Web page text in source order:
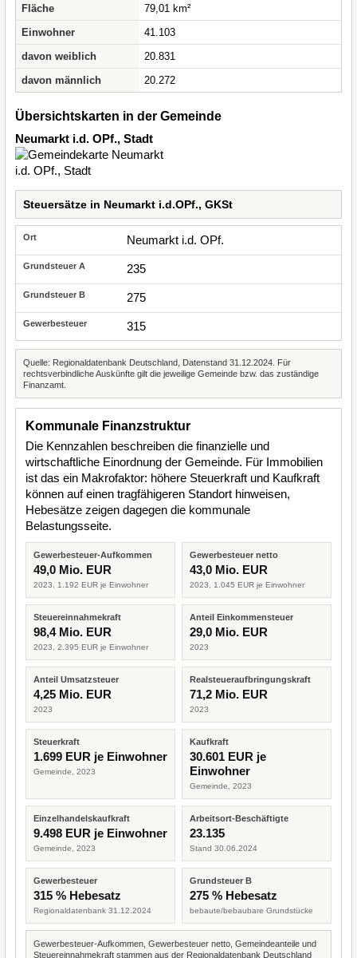
Fläche
79,01 km²
Einwohner
41.103
davon weiblich
20.831
davon männlich
20.272
Übersichtskarten in der Gemeinde
Neumarkt i.d. OPf., Stadt
Steuersätze in Neumarkt i.d.OPf., GKSt
Neumarkt i.d. OPf.
235
275
315
Quelle: Regionaldatenbank Deutschland, Datenstand 31.12.2024. Für
rechtsverbindliche Auskünfte gilt die jeweilige Gemeinde bzw. das zuständige
Finanzamt.
Kommunale Finanzstruktur
Die Kennzahlen beschreiben die finanzielle und
wirtschaftliche Einordnung der Gemeinde. Für Immobilien
ist das ein Makrofaktor: höhere Steuerkraft und Kaufkraft
können auf einen tragfähigeren Standort hinweisen,
Hebesätze zeigen dagegen die kommunale
Belastungsseite.
Gewerbesteuer-Aufkommen
49,0 Mio. EUR
2023, 1.192 EUR je Einwohner
Gewerbesteuer netto
43,0 Mio. EUR
2023, 1.045 EUR je Einwohner
Steuereinnahmekraft
98,4 Mio. EUR
2023, 2.395 EUR je Einwohner
Anteil Einkommensteuer
29,0 Mio. EUR
2023
Anteil Umsatzsteuer
4,25 Mio. EUR
2023
Realsteueraufbringungskraft
71,2 Mio. EUR
2023
Steuerkraft
1.699 EUR je Einwohner
Gemeinde, 2023
Kaufkraft
30.601 EUR je
Einwohner
Gemeinde, 2023
Einzelhandelskaufkraft
9.498 EUR je Einwohner
Gemeinde, 2023
Arbeitsort-Beschäftigte
23.135
Stand 30.06.2024
Gewerbesteuer
315 % Hebesatz
Regionaldatenbank 31.12.2024
Grundsteuer B
275 % Hebesatz
bebaute/bebaubare Grundstücke
Gewerbesteuer-Aufkommen, Gewerbesteuer netto, Gemeindeanteile und
Steuereinnahmekraft stammen aus der Regionaldatenbank Deutschland